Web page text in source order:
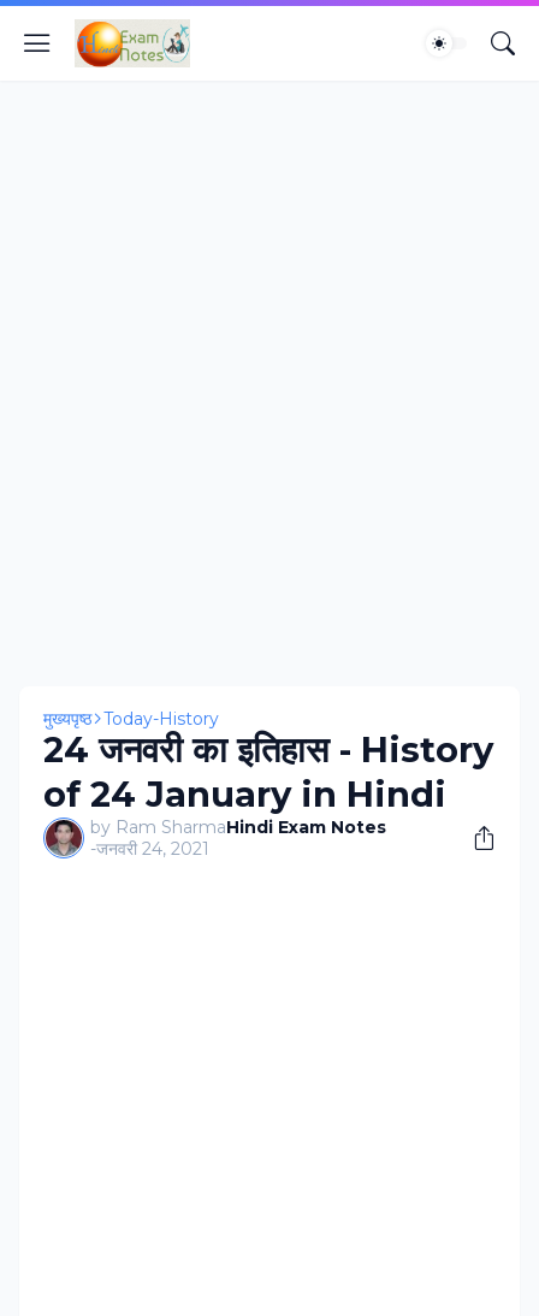
मुख्यपृष्ठ Today-History
24 जनवरी का इतिहास - History
of 24 January in Hindi
by Ram SharmaHindi Exam Notes
-जनवरी 24, 2021